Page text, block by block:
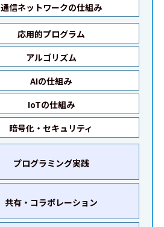
通信ネットワークの仕組み
応用的プログラム
アルゴリズム
AIの仕組み
IoTの仕組み
暗号化・セキュリティ
プログラミング実践
共有・コラボレーション